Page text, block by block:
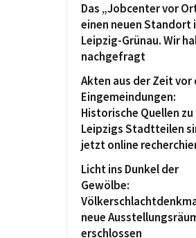
Das „Jobcenter vor
einen neuen Standort
Leipzig-Grünau. Wir
nachgefragt
Akten aus der Zeit vor
Eingemeindungen:
Historische Quellen zu
Leipzigs Stadtteilen
jetzt online
Licht ins Dunkel der
Gewölbe:
neue
erschlossen